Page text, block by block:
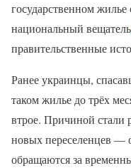
государственном
национальный вещатель
правительственные
Ранее украинцы,
таком жилье до трёх
втрое. Причиной
новых переселенцев —
обращаются за